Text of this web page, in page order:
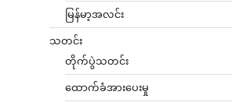
မြန်မာ့အလင်း
သတင်း
တိုက်ပွဲသတင်း
ထောက်ခံအားပေးမှု